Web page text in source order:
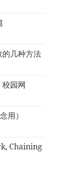
几种方法
园网
用）
Chaining